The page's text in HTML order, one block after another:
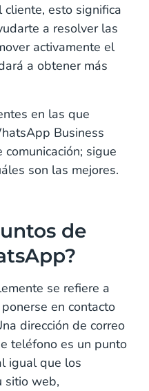
Voz Interactiva o
y Flyers (pago)
WhatsApp" en redes
WhatsApp
esto significa
a resolver las
activamente el
a obtener más
en las que
Business
sigue
son las mejores.
de
se refiere a
en contacto
dirección de correo
teléfono es un punto
igual que los
sitio web,